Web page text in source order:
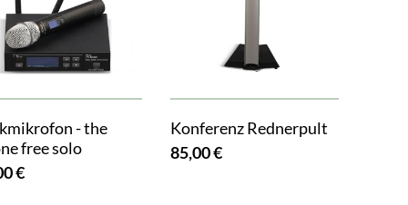
- the
free solo
€
Konferenz Rednerpult
85,00 €